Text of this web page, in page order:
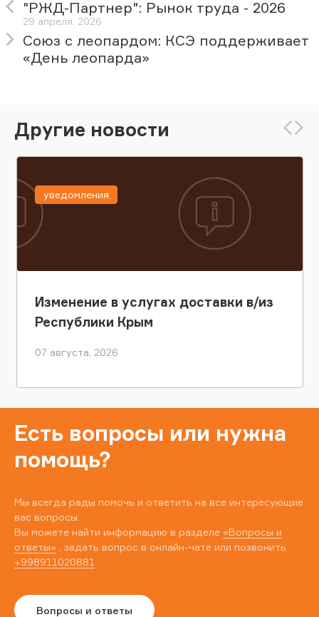
"РЖД-Партнер": Рынок труда - 2026
29 апреля, 2026
Союз с леопардом: КСЭ поддерживает
«День леопарда»
Другие новости
Изменение в услугах доставки в/из
Республики Крым
07 августа, 2026
уведомления
Есть вопросы или нужна
помощь?
Мы всегда рады помочь и ответить на все интересующие
вас вопросы.
Вы можете найти информацию в разделе «Вопросы и
ответы» , задать вопрос в онлайн-чате или позвонить
+998911020881
Вопросы и ответы